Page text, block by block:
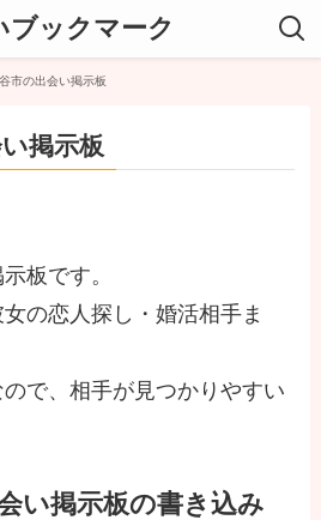
ブックマーク
市の出会い掲示板
掲示板
板です。
の恋人探し・婚活相手ま
で、相手が見つかりやすい
い掲示板の書き込み